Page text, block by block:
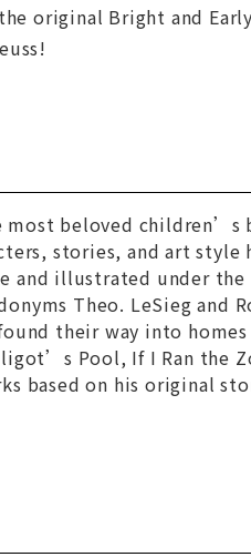
original Bright and
most beloved
stories, and art style
illustrated under the
Theo. LeSieg and
their way into
Pool, If I Ran the
based on his original